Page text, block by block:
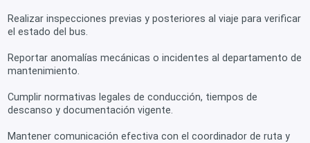
Realizar inspecciones previas y posteriores al viaje para verificar
el estado del bus.
Reportar anomalías mecánicas o incidentes al departamento de
mantenimiento.
Cumplir normativas legales de conducción, tiempos de
descanso y documentación vigente.
Mantener comunicación efectiva con el coordinador de ruta y